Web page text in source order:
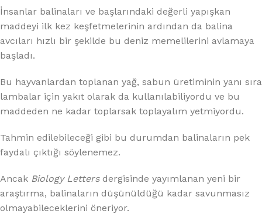
İnsanlar balinaları ve başlarındaki değerli yapışkan
maddeyi ilk kez keşfetmelerinin ardından da balina
avcıları hızlı bir şekilde bu deniz memelilerini avlamaya
başladı.
Bu hayvanlardan toplanan yağ, sabun üretiminin yanı sıra
lambalar için yakıt olarak da kullanılabiliyordu ve bu
maddeden ne kadar toplarsak toplayalım yetmiyordu.
Tahmin edilebileceği gibi bu durumdan balinaların pek
faydalı çıktığı söylenemez.
Ancak Biology Lettersdergisinde yayımlanan yeni bir
araştırma, balinaların düşünüldüğü kadar savunmasız
olmayabileceklerini öneriyor.